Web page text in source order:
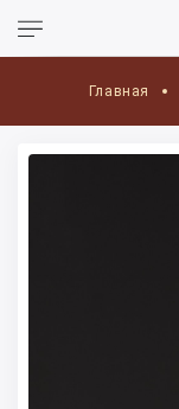
Главная